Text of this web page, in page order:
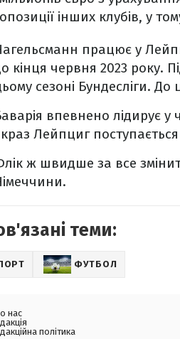
інших клубів, у
працює у
кінця червня 2023 року.
сезоні Бундесліги.
впевнено лідирує у
Лейпциг
ж швидше за все
теми:
ФУТБОЛ
нас
політика